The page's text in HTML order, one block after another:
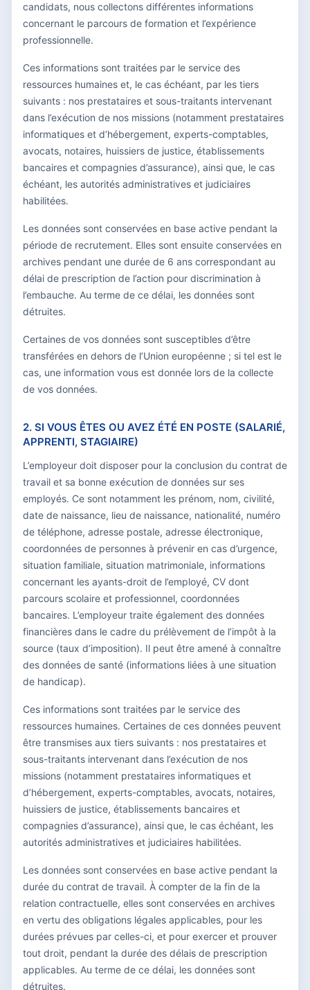
candidats, nous collectons différentes informations
concernant le parcours de formation et l’expérience
professionnelle.
Ces informations sont traitées par le service des
ressources humaines et, le cas échéant, par les tiers
suivants : nos prestataires et sous-traitants intervenant
dans l’exécution de nos missions (notamment prestataires
informatiques et d’hébergement, experts-comptables,
avocats, notaires, huissiers de justice, établissements
bancaires et compagnies d’assurance), ainsi que, le cas
échéant, les autorités administratives et judiciaires
habilitées.
Les données sont conservées en base active pendant la
période de recrutement. Elles sont ensuite conservées en
archives pendant une durée de 6 ans correspondant au
délai de prescription de l’action pour discrimination à
l’embauche. Au terme de ce délai, les données sont
détruites.
Certaines de vos données sont susceptibles d’être
transférées en dehors de l’Union européenne ; si tel est le
cas, une information vous est donnée lors de la collecte
de vos données.
2. SI VOUS ÊTES OU AVEZ ÉTÉ EN POSTE (SALARIÉ,
APPRENTI, STAGIAIRE)
L’employeur doit disposer pour la conclusion du contrat de
travail et sa bonne exécution de données sur ses
employés. Ce sont notamment les prénom, nom, civilité,
date de naissance, lieu de naissance, nationalité, numéro
de téléphone, adresse postale, adresse électronique,
coordonnées de personnes à prévenir en cas d’urgence,
situation familiale, situation matrimoniale, informations
concernant les ayants-droit de l’employé, CV dont
parcours scolaire et professionnel, coordonnées
bancaires. L’employeur traite également des données
financières dans le cadre du prélèvement de l’impôt à la
source (taux d’imposition). Il peut être amené à connaître
des données de santé (informations liées à une situation
de handicap).
Ces informations sont traitées par le service des
ressources humaines. Certaines de ces données peuvent
être transmises aux tiers suivants : nos prestataires et
sous-traitants intervenant dans l’exécution de nos
missions (notamment prestataires informatiques et
d’hébergement, experts-comptables, avocats, notaires,
huissiers de justice, établissements bancaires et
compagnies d’assurance), ainsi que, le cas échéant, les
autorités administratives et judiciaires habilitées.
Les données sont conservées en base active pendant la
durée du contrat de travail. À compter de la fin de la
relation contractuelle, elles sont conservées en archives
en vertu des obligations légales applicables, pour les
durées prévues par celles-ci, et pour exercer et prouver
tout droit, pendant la durée des délais de prescription
applicables. Au terme de ce délai, les données sont
détruites.